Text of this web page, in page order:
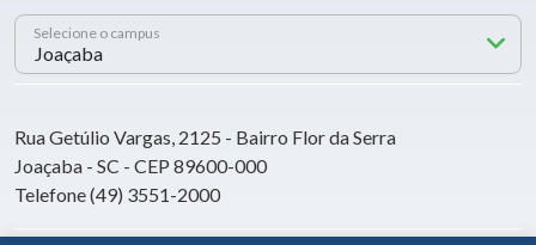
Selecione o campus
Rua Getúlio Vargas, 2125 - Bairro Flor da Serra
Joaçaba - SC - CEP 89600-000
Telefone (49) 3551-2000